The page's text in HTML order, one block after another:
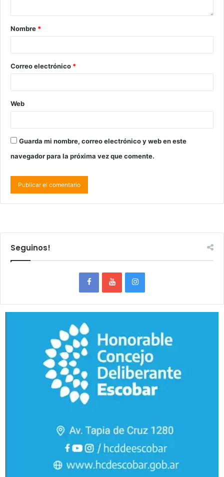
Nombre *
Correo electrónico *
Web
Guarda mi nombre, correo electrónico y web en este
navegador para la próxima vez que comente.
Seguinos!